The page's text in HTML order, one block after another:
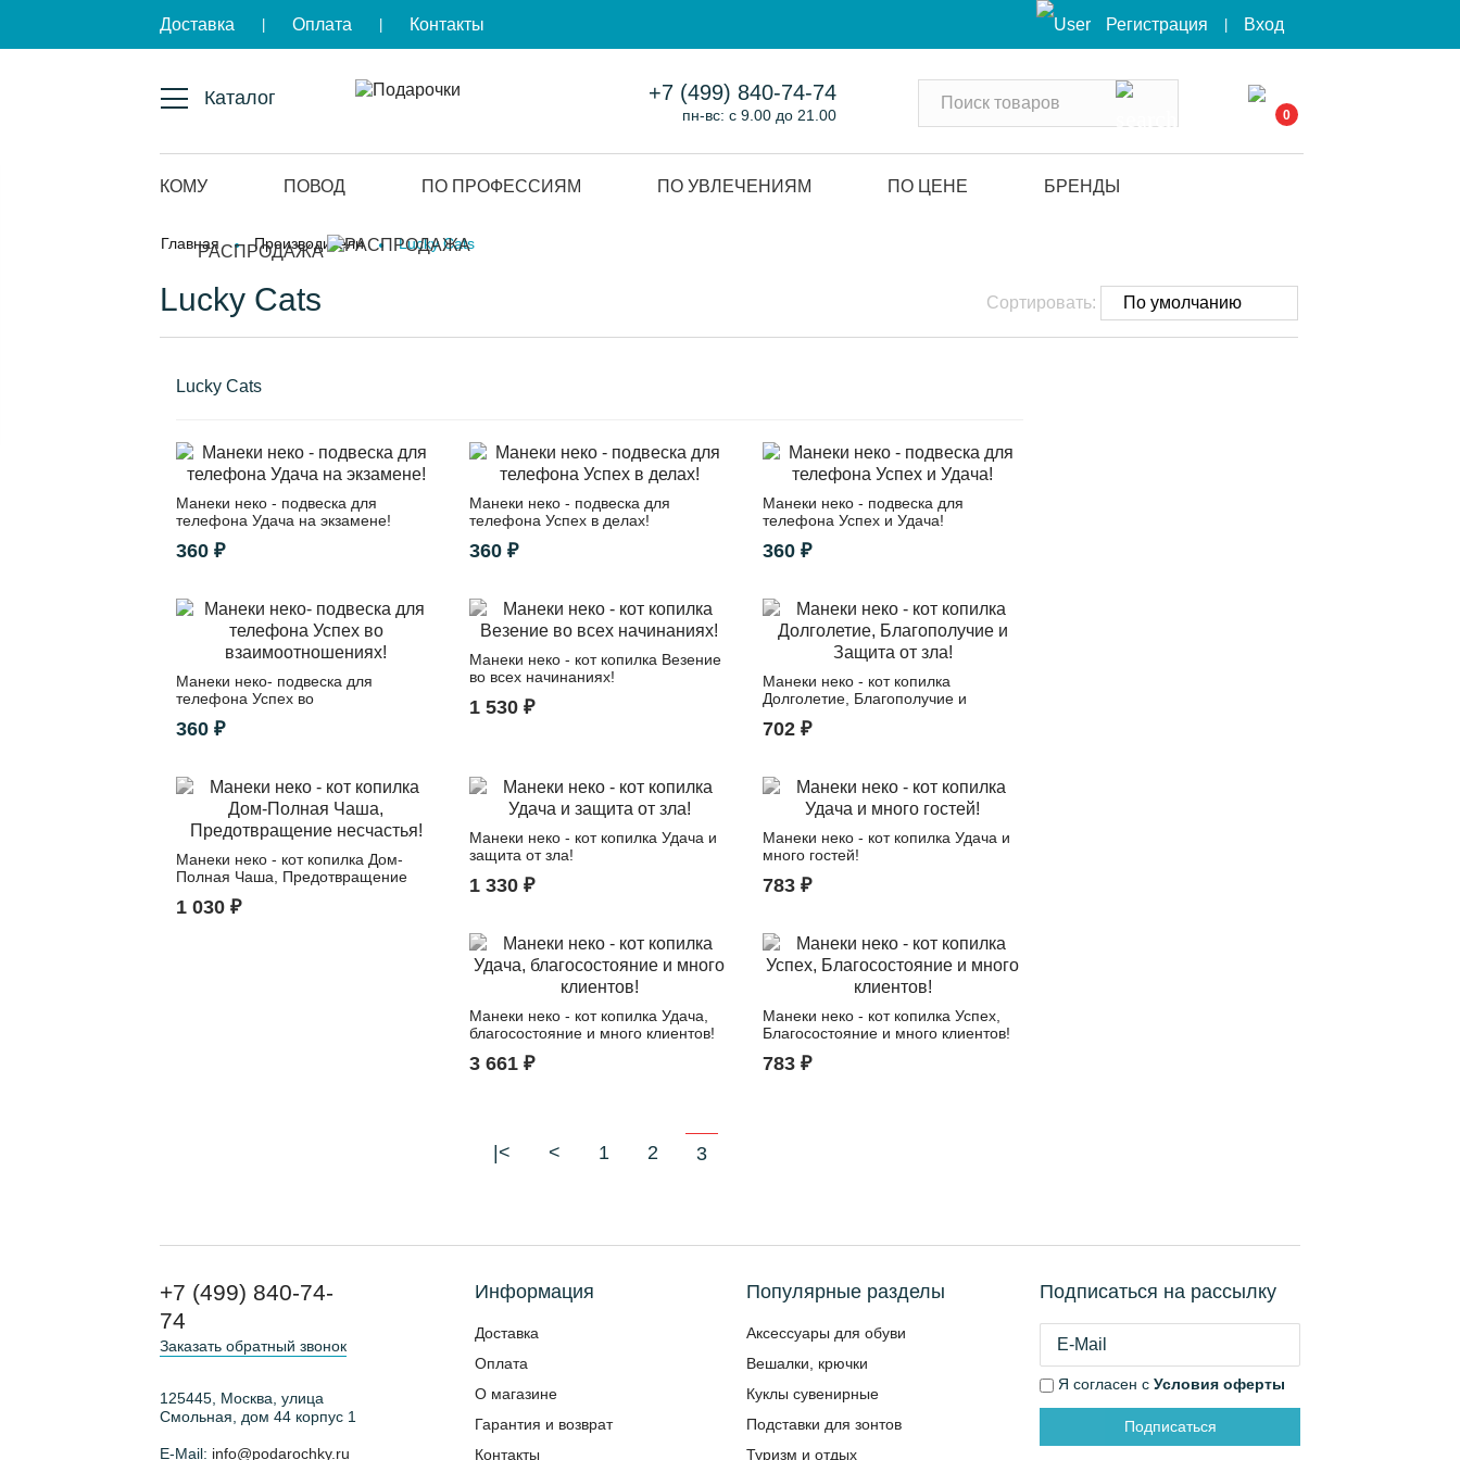
Доставка Оплата Контакты Регистрация Вход
КОМУ ПОВОД ПО ПРОФЕССИЯМ ПО УВЛЕЧЕНИЯМ ПО ЦЕНЕ БРЕНДЫ
РАСПРОДАЖА
Каталог +7 (499) 840-74-74
пн-вс: с 9.00 до 21.00 0
Главная Производители Lucky Cats
Lucky Cats Сортировать:
Lucky Cats
Манеки неко - подвеска для
телефона Удача на экзамене!
360 ₽
Манеки неко - подвеска для
телефона Успех в делах!
360 ₽
Манеки неко - подвеска для
телефона Успех и Удача!
360 ₽
Манеки неко- подвеска для
телефона Успех во
360 ₽
Манеки неко - кот копилка Везение
во всех начинаниях!
1 530 ₽
Манеки неко - кот копилка
Долголетие, Благополучие и
702 ₽
Манеки неко - кот копилка Дом-
Полная Чаша, Предотвращение
1 030 ₽
Манеки неко - кот копилка Удача и
защита от зла!
1 330 ₽
Манеки неко - кот копилка Удача и
много гостей!
783 ₽
Манеки неко - кот копилка Удача,
благосостояние и много клиентов!
3 661 ₽
Манеки неко - кот копилка Успех,
Благосостояние и много клиентов!
783 ₽
|< < 1 2 3
+7 (499) 840-74-
74
Заказать обратный звонок
125445, Москва, улица
Смольная, дом 44 корпус 1
E-Mail: info@podarochky.ru
Информация
Доставка
Оплата
О магазине
Гарантия и возврат
Контакты
Популярные разделы
Аксессуары для обуви
Вешалки, крючки
Куклы сувенирные
Подставки для зонтов
Туризм и отдых
Подписаться на рассылку
Я согласен с Условия оферты
Подписаться